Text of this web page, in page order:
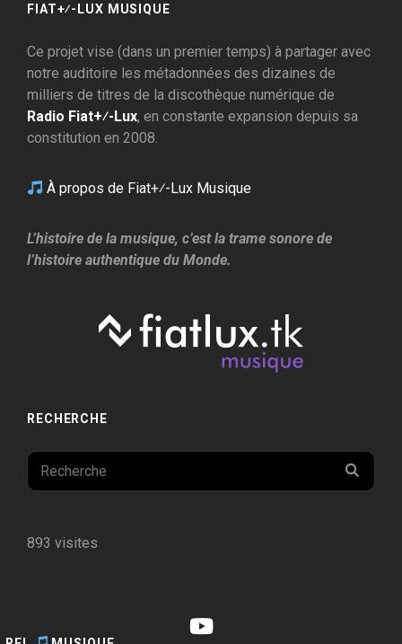
FIAT+⁄-LUX MUSIQUE
Ce projet vise (dans un premier temps) à partager avec
notre auditoire les métadonnées des dizaines de
milliers de titres de la discothèque numérique de
Radio Fiat+⁄-Lux, en constante expansion depuis sa
constitution en 2008.
À propos de Fiat+⁄-Lux Musique
L’histoire de la musique, c’est la trame sonore de
l’histoire authentique du Monde.
RECHERCHE
Search
for:
893 visites
YouTube